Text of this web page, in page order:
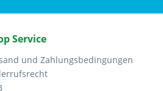
Service
und Zahlungsbedingungen